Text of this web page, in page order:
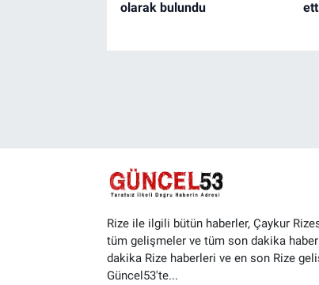
olarak bulundu
Rize ile ilgili bütün haberler, Çaykur
tüm gelişmeler ve tüm son dakika
dakika Rize haberleri ve en son Rize
Güncel53'te...